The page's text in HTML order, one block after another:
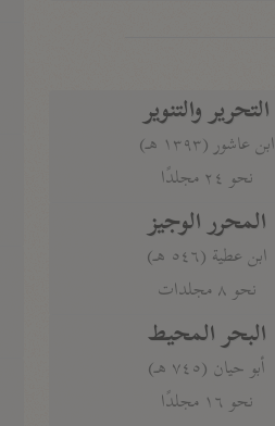
التحرير والتنوير
ابن عاشور (١٣٩٣ هـ)
نحو ٢٤ مجلدًا
المحرر الوجيز
ابن عطية (٥٤٦ هـ)
نحو ٨ مجلدات
البحر المحيط
أبو حيان (٧٤٥ هـ)
نحو ١٦ مجلدًا